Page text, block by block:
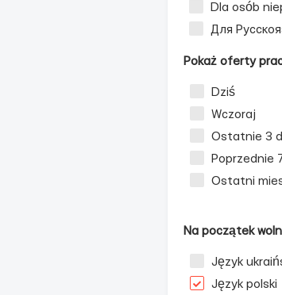
Dla osób
Для
Pokaż oferty
Dziś
Wczoraj
Ostatnie 3
Poprzednie
Ostatni
Na początek
Język
Język polski